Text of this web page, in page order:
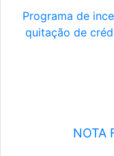
Programa de
quitação de
NOTA